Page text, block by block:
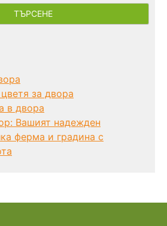
за двора
в двора
Вашият надежден
ферма и градина с